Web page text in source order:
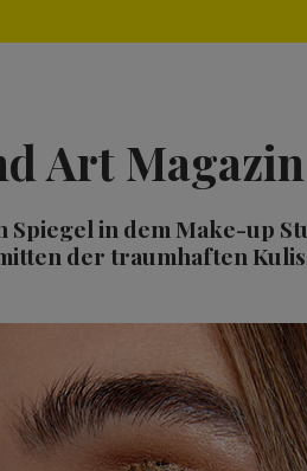
Art Magazin
in dem Make-up
der traumhaften